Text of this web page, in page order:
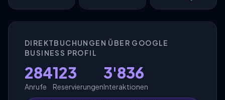
DIREKTBUCHUNGEN ÜBER GOOGLE
BUSINESS PROFIL
284
Anrufe
123
Reservierungen
3'836
Interaktionen